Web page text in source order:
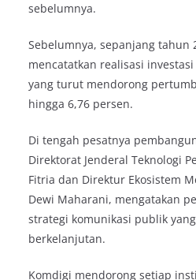
sebelumnya.
Sebelumnya, sepanjang tahun
mencatatkan realisasi
yang turut mendorong
hingga 6,76 persen.
Di tengah pesatnya
Direktorat Jenderal Teknologi
Fitria dan Direktur Ekosistem
Dewi Maharani, mengatakan
strategi komunikasi publik
berkelanjutan.
Komdigi mendorong setiap